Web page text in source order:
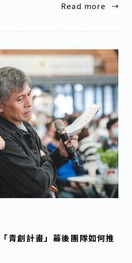
Read more
青創計畫」幕後團隊如何推